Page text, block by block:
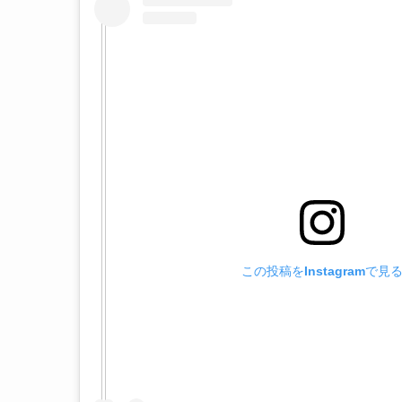
この投稿をInstagramで見る